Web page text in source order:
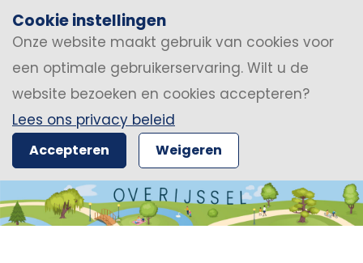
Cookie instellingen
Onze website maakt gebruik van cookies voor
een optimale gebruikerservaring. Wilt u de
website bezoeken en cookies accepteren?
Lees ons privacy beleid
Accepteren Weigeren